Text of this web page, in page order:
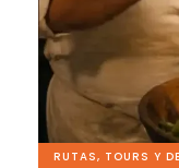
RUTAS, TOURS Y